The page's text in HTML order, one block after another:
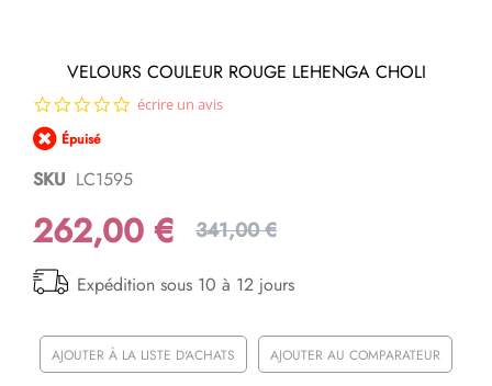
Passer
début
de
la
d’images
VELOURS COULEUR ROUGE LEHENGA CHOLI
0.0
écrire un avis
Épuisé
SKU LC1595
262,00 € 341,00 €
Expédition sous 10 à 12 jours
AJOUTER À LA LISTE D'ACHATS AJOUTER AU COMPARATEUR